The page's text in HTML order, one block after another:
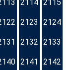
2114 2115
2123 2124
2132 2133
2141 2142